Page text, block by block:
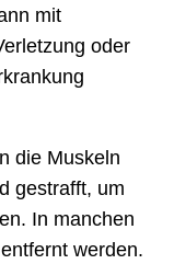
mit
oder
die Muskeln
gestrafft, um
In manchen
werden.